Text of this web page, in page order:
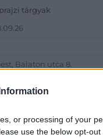
or processing of your
use the below opt-out
tárgyak
Balaton utca 8.
Eladó: